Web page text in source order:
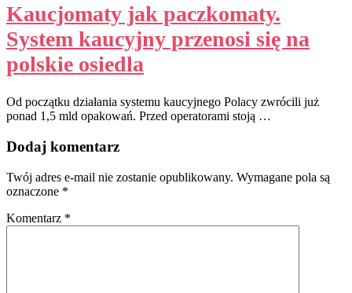
Kaucjomaty jak paczkomaty.
System kaucyjny przenosi się na
polskie osiedla
Od początku działania systemu kaucyjnego Polacy zwrócili już
ponad 1,5 mld opakowań. Przed operatorami stoją …
Dodaj komentarz
Twój adres e-mail nie zostanie opublikowany. Wymagane pola są
oznaczone *
Komentarz *